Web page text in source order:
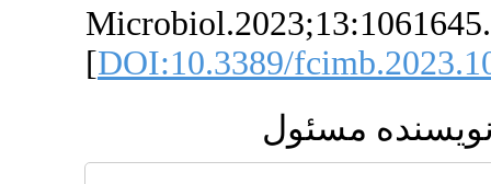
[DOI:10.3389/